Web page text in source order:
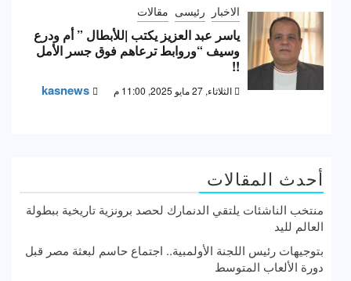
الاخبار رئيسى مقالات
ياسر عبد العزيز يكتب |للأبطال ” أم ودرع
وسيف “وروابط ترعاهم فوق جسر الأمل
!!
الثلاثاء, 27 مايو 2025, 11:00 م kasnews
أحدث المقالات
منتخب الناشئات يلتقي الدنمارك لحصد برونزية تاريخية ببطولة
العالم لليد
بتوجيهات رئيس اللجنة الأولمبية.. اجتماع حاسم لبعثة مصر قبل
دورة الألعاب المتوسط